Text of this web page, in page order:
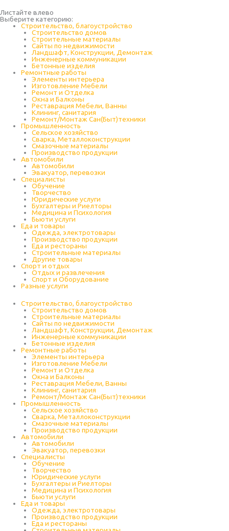
Листайте влево
Выберите категорию:
Строительство, благоустройство
Строительство домов
Строительные материалы
Сайты по недвижимости
Ландшафт, Конструкции, Демонтаж
Инженерные коммуникации
Бетонные изделия
Ремонтные работы
Элементы интерьера
Изготовление Мебели
Ремонт и Отделка
Окна и Балконы
Реставрация Мебели, Ванны
Клининг, санитария
Ремонт/Монтаж Сан(Быт)техники
Промышленность
Cельское хозяйство
Сварка, Металлоконструкции
Cмазочные материалы
Производство продукции
Автомобили
Автомобили
Эвакуатор, перевозки
Специалисты
Обучение
Творчество
Юридические услуги
Бухгалтеры и Риелторы
Медицина и Психология
Бьюти услуги
Еда и товары
Одежда, электротовары
Производство продукции
Еда и рестораны
Строительные материалы
Другие товары
Спорт и отдых
Отдых и развлечения
Спорт и Оборудование
Разные услуги
Строительство, благоустройство
Строительство домов
Строительные материалы
Сайты по недвижимости
Ландшафт, Конструкции, Демонтаж
Инженерные коммуникации
Бетонные изделия
Ремонтные работы
Элементы интерьера
Изготовление Мебели
Ремонт и Отделка
Окна и Балконы
Реставрация Мебели, Ванны
Клининг, санитария
Ремонт/Монтаж Сан(Быт)техники
Промышленность
Cельское хозяйство
Сварка, Металлоконструкции
Cмазочные материалы
Производство продукции
Автомобили
Автомобили
Эвакуатор, перевозки
Специалисты
Обучение
Творчество
Юридические услуги
Бухгалтеры и Риелторы
Медицина и Психология
Бьюти услуги
Еда и товары
Одежда, электротовары
Производство продукции
Еда и рестораны